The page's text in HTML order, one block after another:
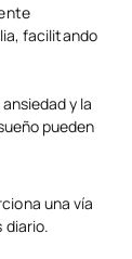
facilitando
y la
pueden
una vía
diario.